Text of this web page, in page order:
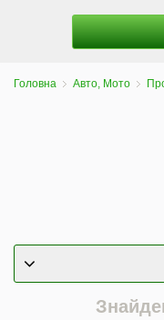
Головна Авто, Мото